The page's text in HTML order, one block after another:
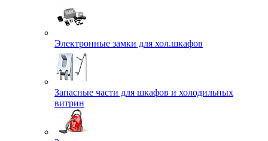
Электронные замки для хол.шкафов
Запасные части для шкафов и холодильных
витрин